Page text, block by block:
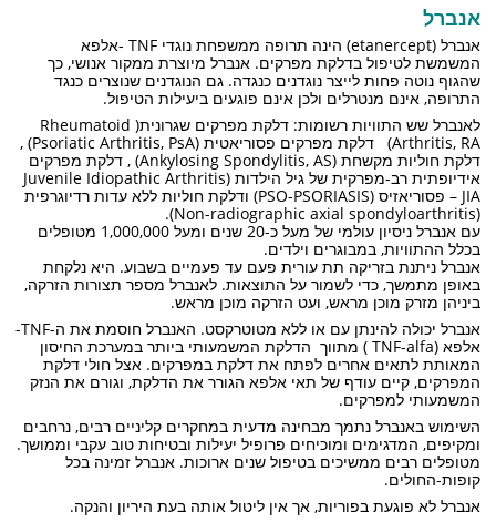
אנברל
אנברל (etanercept) הינה תרופה ממשפחת נוגדי TNF -אלפא
המשמשת לטיפול בדלקת מפרקים. אנברל מיוצרת ממקור אנושי, כך
שהגוף נוטה פחות לייצר נוגדנים כנגדה. גם הנוגדנים שנוצרים כנגד
התרופה, אינם מנטרלים ולכן אינם פוגעים ביעילות הטיפול.
לאנברל שש התוויות רשומות: דלקת מפרקים שגרונית( Rheumatoid
Arthritis, RA) דלקת מפרקים פסוריאטית (Psoriatic Arthritis, PsA) ,
דלקת חוליות מקשחת (Ankylosing Spondylitis, AS) , דלקת מפרקים
אידיופתית רב-מפרקית של גיל הילדות (Juvenile Idiopathic Arthritis
– JIA פסוריאזיס (PSO-PSORIASIS) ודלקת חוליות ללא עדות רדיוגרפית
(Non-radiographic axial spondyloarthritis).
עם אנברל ניסיון עולמי של מעל כ-20 שנים ומעל 1,000,000 מטופלים
בכלל ההתוויות, במבוגרים וילדים.
אנברל ניתנת בזריקה תת עורית פעם עד פעמיים בשבוע. היא נלקחת
באופן מתמשך, כדי לשמור על התוצאות. לאנברל מספר תצורות הזרקה,
ביניהן מזרק מוכן מראש, ועט הזרקה מוכן מראש.
אנברל יכולה להינתן עם או ללא מטוטרקסט. האנברל חוסמת את ה-TNF-
אלפא (TNF-alfa ) מתווך הדלקת המשמעותי ביותר במערכת החיסון
המאותת לתאים אחרים לפתח את דלקת במפרקים. אצל חולי דלקת
המפרקים, קיים עודף של תאי אלפא הגורר את הדלקת, וגורם את הנזק
המשמעותי למפרקים.
השימוש באנברל נתמך מבחינה מדעית במחקרים קליניים רבים, נרחבים
ומקיפים, המדגימים ומוכיחים פרופיל יעילות ובטיחות טוב עקבי וממושך.
מטופלים רבים ממשיכים בטיפול שנים ארוכות. אנברל זמינה בכל
קופות-החולים.
אנברל לא פוגעת בפוריות, אך אין ליטול אותה בעת היריון והנקה.